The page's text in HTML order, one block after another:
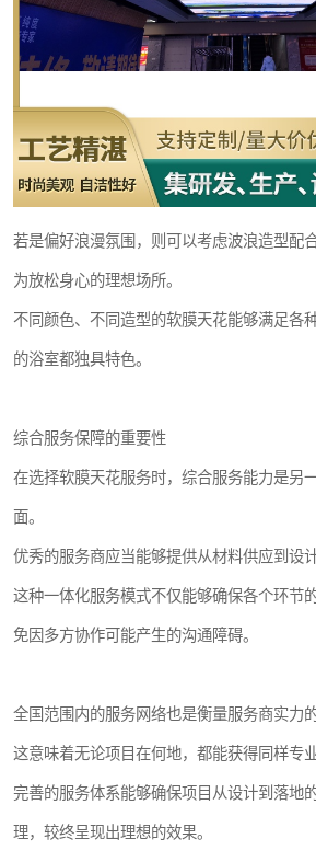
若是偏好浪漫氛围，则可以考虑波浪造型配
为放松身心的理想场所。
不同颜色、不同造型的软膜天花能够满足各
的浴室都独具特色。
综合服务保障的重要性
在选择软膜天花服务时，综合服务能力是另
面。
优秀的服务商应当能够提供从材料供应到设
这种一体化服务模式不仅能够确保各个环节
免因多方协作可能产生的沟通障碍。
全国范围内的服务网络也是衡量服务商实力
这意味着无论项目在何地，都能获得同样专
完善的服务体系能够确保项目从设计到落地
理，较终呈现出理想的效果。